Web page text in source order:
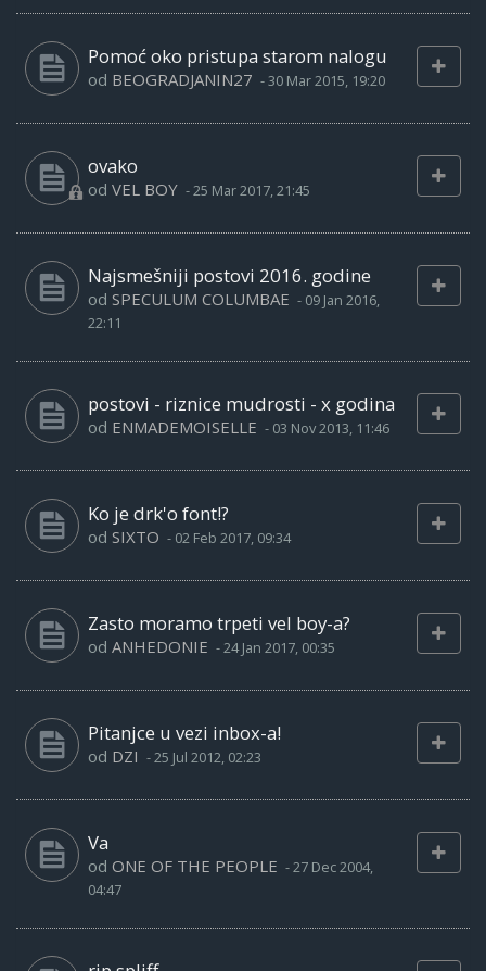
Pomoć oko pristupa starom nalogu
od BEOGRADJANIN27 -30 Mar 2015, 19:20
ovako
od VEL BOY -25 Mar 2017, 21:45
Najsmešniji postovi 2016. godine
od SPECULUM COLUMBAE - 09 Jan 2016,
22:11
postovi - riznice mudrosti - x godina
od ENMADEMOISELLE - 03 Nov 2013, 11:46
Ko je drk'o font!?
od SIXTO - 02 Feb 2017, 09:34
Zasto moramo trpeti vel boy-a?
od ANHEDONIE -24 Jan 2017, 00:35
Pitanjce u vezi inbox-a!
od DZI -25 Jul 2012, 02:23
Va
od ONE OF THE PEOPLE -27 Dec 2004,
04:47